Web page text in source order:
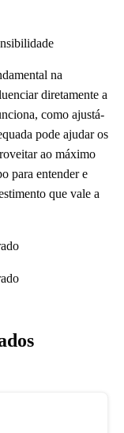
na
diretamente a
como ajustá-
pode ajudar os
ao máximo
para entender e
que vale a